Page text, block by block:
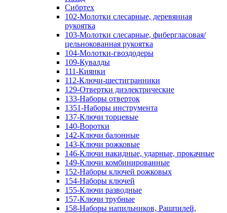
Сибртех
102-Молотки слесарные, деревянная
рукоятка
103-Молотки слесарные, фибергласовая/
цельнокованная рукоятка
104-Молотки-гвоздодеры
109-Кувалды
111-Киянки
112-Ключи-шестигранники
129-Отвертки диэлектрические
133-Наборы отверток
1351-Наборы инструмента
137-Ключи торцевые
140-Воротки
142-Ключи балонные
143-Ключи рожковые
146-Ключи накидные, ударные, прокачные
149-Ключи комбинированные
152-Наборы ключей рожковых
154-Наборы ключей
155-Ключи разводные
157-Ключи трубные
158-Наборы напильников, Рашпилей,